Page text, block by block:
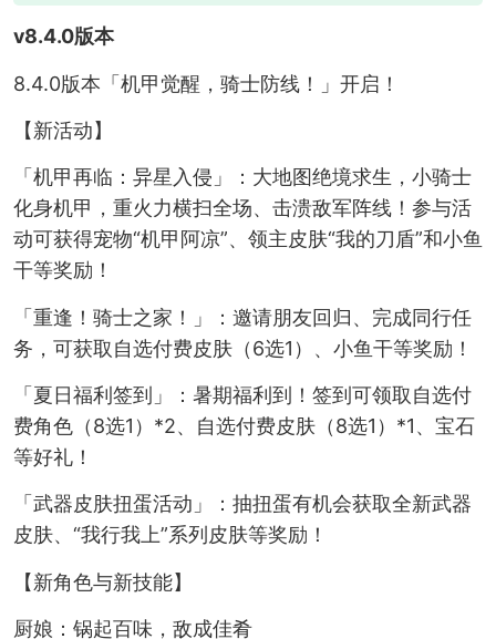
v8.4.0版本
8.4.0版本「机甲觉醒，骑士防线！」开启！
【新活动】
「机甲再临：异星入侵」：大地图绝境求生，小骑士
化身机甲，重火力横扫全场、击溃敌军阵线！参与活
动可获得宠物“机甲阿凉”、领主皮肤“我的刀盾”和小鱼
干等奖励！
「重逢！骑士之家！」：邀请朋友回归、完成同行任
务，可获取自选付费皮肤（6选1）、小鱼干等奖励！
「夏日福利签到」：暑期福利到！签到可领取自选付
费角色（8选1）*2、自选付费皮肤（8选1）*1、宝石
等好礼！
「武器皮肤扭蛋活动」：抽扭蛋有机会获取全新武器
皮肤、“我行我上”系列皮肤等奖励！
【新角色与新技能】
厨娘：锅起百味，敌成佳肴